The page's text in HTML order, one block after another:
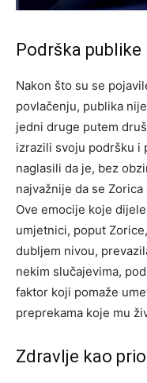
Podrška
Nakon što su se
povlačenju, publika
jedni druge putem
izrazili svoju podršku i
naglasili da je, bez
najvažnije da se
Ove emocije koje
umjetnici, poput
dubljem nivou,
nekim slučajevima,
faktor koji pomaže
preprekama koje mu
Zdravlje kao